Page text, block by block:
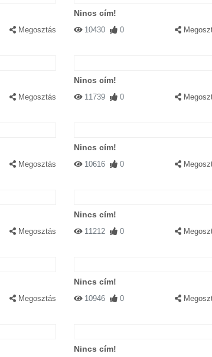
Megosztás
Nincs cím!
10430 0
Megosztás
Nincs cím!
11739 0
Megosztás
Nincs cím!
10616 0
Megosztás
Nincs cím!
11212 0
Megosztás
Nincs cím!
10946 0
Nincs cím!